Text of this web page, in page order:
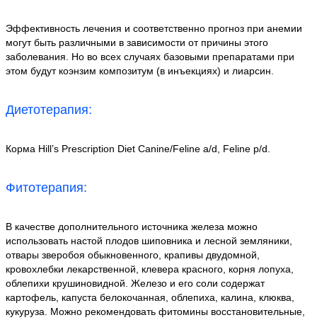
Эффективность лечения и соответственно прогноз при анемии
могут быть различными в зависимости от причины этого
заболевания. Но во всех случаях базовыми препаратами при
этом будут коэнзим композитум (в инъекциях) и лиарсин.
Диетотерапия:
Корма Hill’s Рrescriрtion Diet Canine/Feline a/d, Feline р/d.
Фитотерапия:
В качестве дополнительного источника железа можно
использовать настой плодов шиповника и лесной земляники,
отвары зверобоя обыкновенного, крапивы двудомной,
кровохлебки лекарственной, клевера красного, корня лопуха,
облепихи крушиновидной. Железо и его соли содержат
картофель, капуста белокочанная, облепиха, калина, клюква,
кукуруза. Можно рекомендовать фитомины восстановительные,